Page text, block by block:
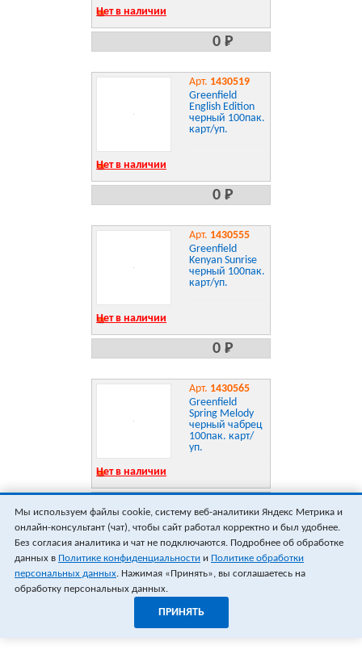
Нет в наличии
0 Р
Арт. 1430519
Greenfield
English Edition
черный 100пак.
карт/уп.
Нет в наличии
0 Р
Арт. 1430555
Greenfield
Kenyan Sunrise
черный 100пак.
карт/уп.
Нет в наличии
0 Р
Арт. 1430565
Greenfield
Spring Melody
черный чабрец
100пак. карт/
уп.
Нет в наличии
ПОКАЗАТЬ ЕЩЁ 3ВСЕГО 0
Мы используем файлы cookie, систему веб-аналитики Яндекс Метрика и
онлайн-консультант (чат), чтобы сайт работал корректно и был удобнее.
Без согласия аналитика и чат не подключаются. Подробнее об обработке
данных в Политике конфиденциальности и Политике обработки
персональных данных. Нажимая «Принять», вы соглашаетесь на
обработку персональных данных.
ПРИНЯТЬ